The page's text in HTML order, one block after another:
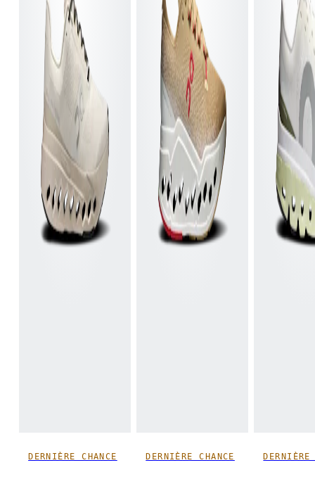
DERNIÈRE CHANCE DERNIÈRE CHANCE DERNIÈRE